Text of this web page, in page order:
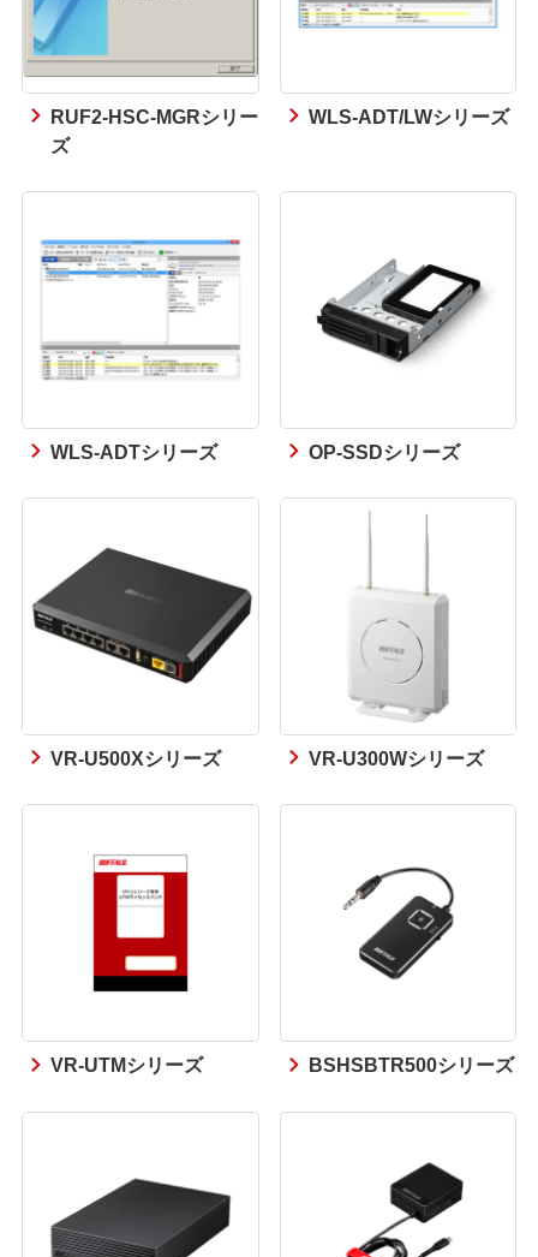
RUF2-HSC-MGRシリー
ズ
WLS-ADT/LWシリーズ
WLS-ADTシリーズ OP-SSDシリーズ
VR-U500Xシリーズ VR-U300Wシリーズ
VR-UTMシリーズ BSHSBTR500シリーズ